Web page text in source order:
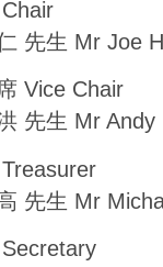
先生 Mr Joe
Vice Chair
先生 Mr Andy
先生 Mr